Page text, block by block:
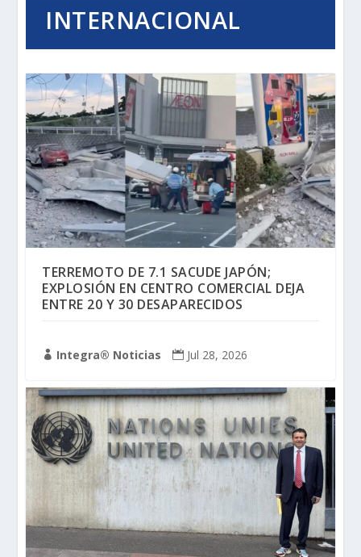
INTERNACIONAL
TERREMOTO DE 7.1 SACUDE JAPÓN;
EXPLOSIÓN EN CENTRO COMERCIAL DEJA
ENTRE 20 Y 30 DESAPARECIDOS
 Integra® Noticias  Jul 28, 2026